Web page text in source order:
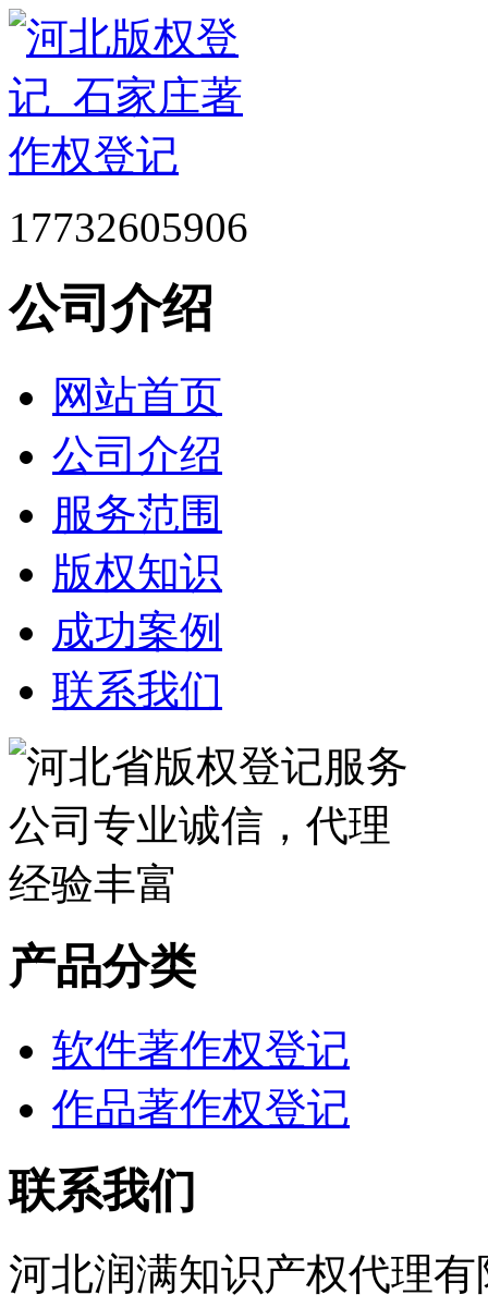
17732605906
公司介绍
网站首页
公司介绍
服务范围
版权知识
成功案例
联系我们
产品分类
软件著作权登记
作品著作权登记
联系我们
河北润满知识产权代理有